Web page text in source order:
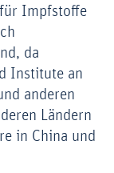
Impfstoffe
da
Institute an
anderen
Ländern
in China und